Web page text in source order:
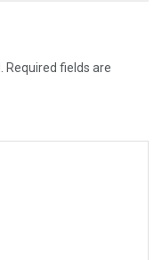
Required fields are